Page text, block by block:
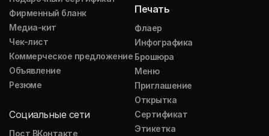
Фирменный бланк
Медиа-кит
Чек-лист
Коммерческое предложение
Объявление
Резюме
Социальные сети
Пост ВКонтакте
Печать
Флаер
Инфографика
Брошюра
Меню
Приглашение
Открытка
Сертификат
Этикетка